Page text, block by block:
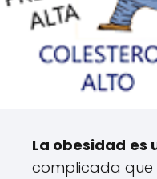
La obesidad es
complicada que